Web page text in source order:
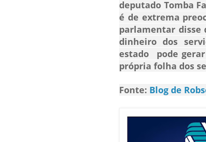
deputado Tomba
é de extrema
parlamentar disse
dinheiro dos
estado pode
própria folha dos
Fonte: Blog de